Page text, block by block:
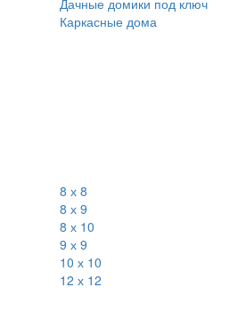
Каркасные дома
8 х 8
8 х 9
8 х 10
9 х 9
10 х 10
12 х 12